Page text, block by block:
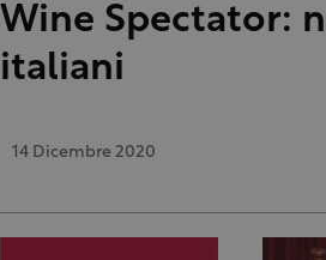
Wine Spectator:
italiani
14 Dicembre 2020